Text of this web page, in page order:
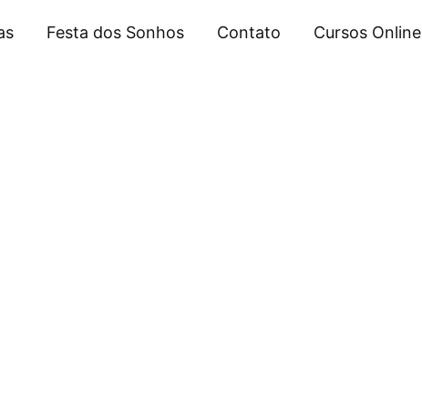
Festa dos Sonhos Contato Cursos Online